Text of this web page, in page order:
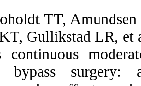
27.
Løvø KT,
versus
artery